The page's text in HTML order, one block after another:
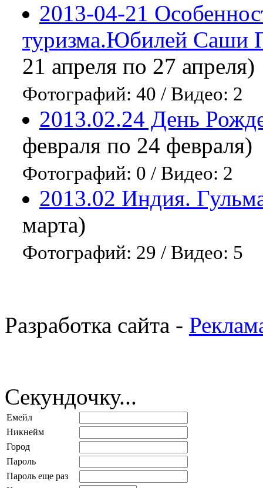
2013-04-21
туризма.Юбилей Саши
21 апреля по 27 апреля)
Фотографий: 40 / Видео: 2
2013.02.24 День
февраля по 24 февраля)
Фотографий: 0 / Видео: 2
2013.02 Индия.
марта)
Фотографий: 29 / Видео: 5
Разработка сайта -
Секундочку...
Емейл
Никнейм
Город
Пароль
Пароль еще раз